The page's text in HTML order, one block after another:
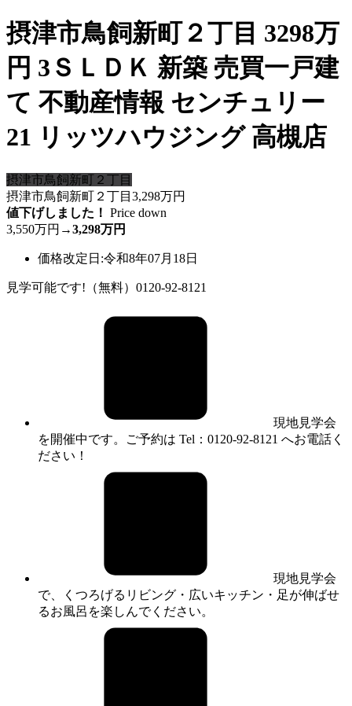
摂津市鳥飼新町２丁目 3298万
円 3ＳＬＤＫ 新築 売買一戸建
て 不動産情報 センチュリー
21 リッツハウジング 高槻店
摂津市鳥飼新町２丁目
摂津市鳥飼新町２丁目 3,298万円
値下げしました！ Price down
3,550万円 →3,298万円
価格改定日:令和8年07月18日
見学可能です!（無料）0120-92-8121
現地見学会
を開催中です。ご予約は Tel：0120-92-8121 へお電話く
ださい！
現地見学会
で、くつろげるリビング・広いキッチン・足が伸ばせ
るお風呂を楽しんでください。